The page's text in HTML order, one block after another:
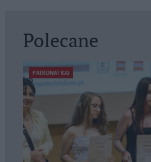
Polecane
PATRONAT KAI